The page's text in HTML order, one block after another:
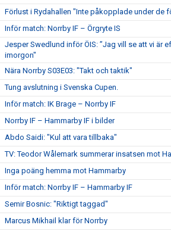
Förlust i Rydahallen "Inte påkopplade under de
Inför match: Norrby IF – Örgryte IS
Jesper Swedlund inför ÖIS: ”Jag vill se att vi är
imorgon"
Nära Norrby S03E03: "Takt och taktik"
Tung avslutning i Svenska Cupen.
Inför match: IK Brage – Norrby IF
Norrby IF – Hammarby IF i bilder
Abdo Saidi: "Kul att vara tillbaka"
TV: Teodor Wålemark summerar insatsen mot
Inga poäng hemma mot Hammarby
Inför match: Norrby IF – Hammarby IF
Semir Bosnic: "Riktigt taggad"
Marcus Mikhail klar för Norrby